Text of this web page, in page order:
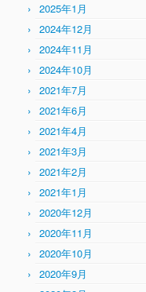
2025年1月
2024年12月
2024年11月
2024年10月
2021年7月
2021年6月
2021年4月
2021年3月
2021年2月
2021年1月
2020年12月
2020年11月
2020年10月
2020年9月